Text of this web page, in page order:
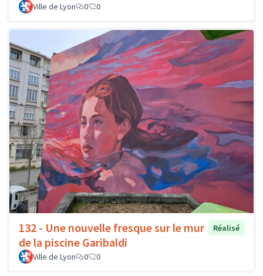
Ville de Lyon 0 0
132 - Une nouvelle fresque sur le mur
de la piscine Garibaldi
Réalisé
Ville de Lyon 0 0